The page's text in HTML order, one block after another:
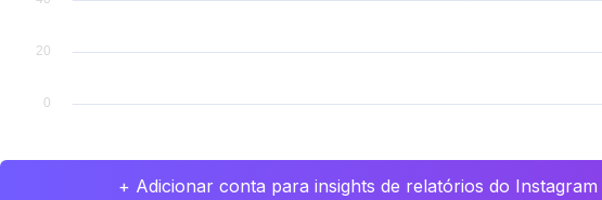
+ Adicionar conta para insights de relatórios do